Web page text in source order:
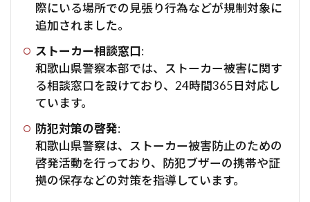
際にいる場所での見張り行為などが規制対象に
追加されました。
ストーカー相談窓口:
和歌山県警察本部では、ストーカー被害に関す
る相談窓口を設けており、24時間365日対応し
ています。
防犯対策の啓発:
和歌山県警察は、ストーカー被害防止のための
啓発活動を行っており、防犯ブザーの携帯や証
拠の保存などの対策を指導しています。